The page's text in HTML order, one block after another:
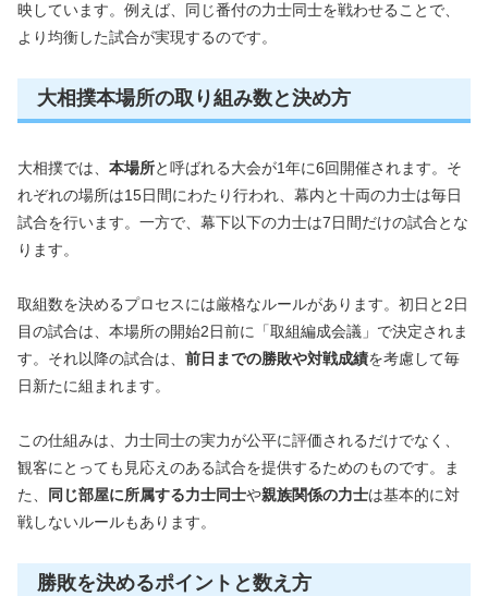
映しています。例えば、同じ番付の力士同士を戦わせることで、
より均衡した試合が実現するのです。
大相撲本場所の取り組み数と決め方
大相撲では、 本場所と呼ばれる大会が1年に6回開催されます。そ
れぞれの場所は15日間にわたり行われ、幕内と十両の力士は毎日
試合を行います。一方で、幕下以下の力士は7日間だけの試合とな
ります。
取組数を決めるプロセスには厳格なルールがあります。初日と2日
目の試合は、本場所の開始2日前に「取組編成会議」で決定されま
す。それ以降の試合は、 前日までの勝敗や対戦成績を考慮して毎
日新たに組まれます。
この仕組みは、力士同士の実力が公平に評価されるだけでなく、
観客にとっても見応えのある試合を提供するためのものです。ま
た、
同じ部屋に所属する力士同士や親族関係の力士は基本的に対
戦しないルールもあります。
勝敗を決めるポイントと数え方